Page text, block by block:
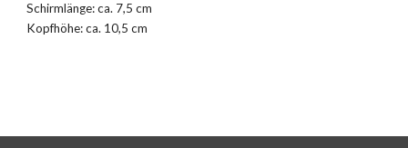
Schirmlänge: ca. 7,5 cm
Kopfhöhe: ca. 10,5 cm